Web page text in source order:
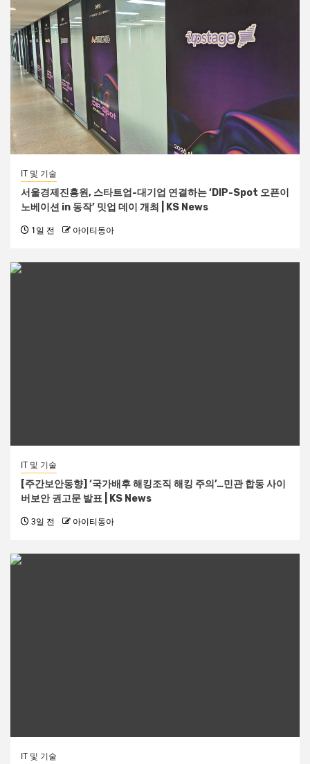
IT 및 기술
서울경제진흥원, 스타트업-대기업 연결하는 ‘DIP-Spot 오픈이
노베이션 in 동작’ 밋업 데이 개최 | KS News
1일 전 아이티동아
IT 및 기술
[주간보안동향] ‘국가배후 해킹조직 해킹 주의’…민관 합동 사이
버보안 권고문 발표 | KS News
3일 전 아이티동아
IT 및 기술